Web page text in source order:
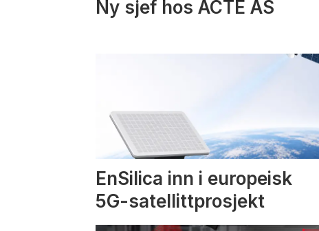
Ny sjef hos ACTE AS
EnSilica inn i europeisk
5G-satellittprosjekt